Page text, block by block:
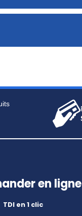
en ligne
TDI en 1 clic